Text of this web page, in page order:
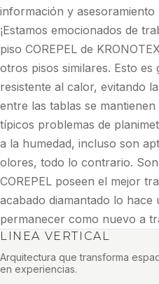
información y
¡Estamos emocionados de
piso COREPEL de
otros pisos similares. Esto
resistente al calor, evitando
entre las tablas se
típicos problemas de
a la humedad, incluso son
olores, todo lo contrario.
COREPEL poseen el mejor
acabado diamantado lo
permanecer como nuevo a
LINEA VERTICAL
Arquitectura que transforma
en experiencias.